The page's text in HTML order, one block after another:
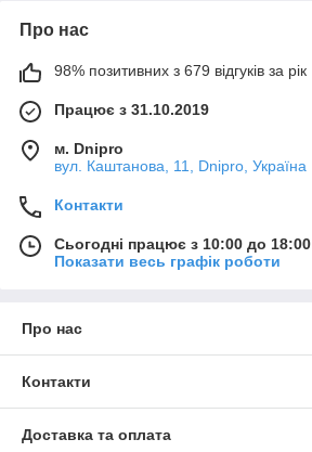
Про нас
98% позитивних з 679 відгуків за рік
Працює з 31.10.2019
м. Dnipro
вул. Каштанова, 11, Dnipro, Україна
Контакти
Сьогодні працює з 10:00 до 18:00
Показати весь графік роботи
Про нас
Контакти
Доставка та оплата